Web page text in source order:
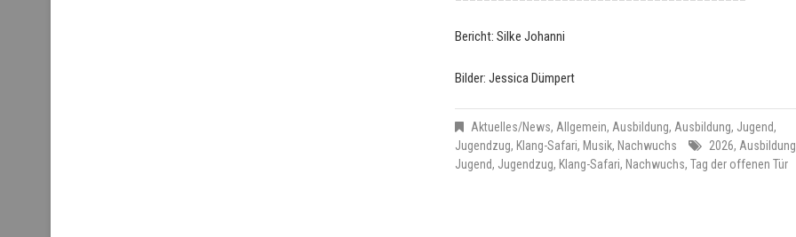
Bericht: Silke Johanni
Bilder: Jessica Dümpert
Aktuelles/News, Allgemein, Ausbildung, Ausbildung, Jugend,
Jugendzug, Klang-Safari, Musik, Nachwuchs 2026, Ausbildung
Jugend, Jugendzug, Klang-Safari, Nachwuchs, Tag der offenen Tür